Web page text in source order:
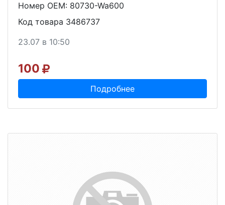
Номер OEM: 80730-Wa600
Код товара 3486737
23.07 в 10:50
100
Подробнее